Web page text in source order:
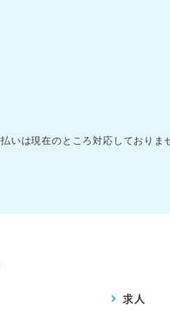
いは現在のところ対応しておりま
求人